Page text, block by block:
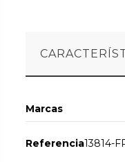
Marcas
Referencia13814-